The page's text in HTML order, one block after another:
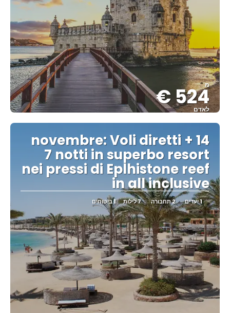
מ
524 €
לאדם
ראה
14 novembre: Voli diretti +
7 notti in superbo resort
nei pressi di Eplhistone reef
in all inclusive
1 יעדים 2 תחבורה 7 לילות 1 ביטוחים